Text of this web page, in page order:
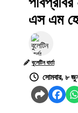
এস এম
বুলেটিন বার্তা
সোমবার, ৮